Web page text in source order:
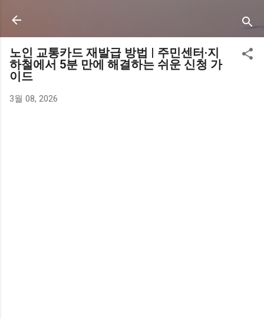
노인 교통카드 재발급 방법 | 주민센터·지
하철에서 5분 만에 해결하는 쉬운 신청 가
이드
3월 08, 2026